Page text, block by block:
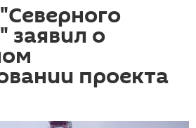
заявил о
проекта